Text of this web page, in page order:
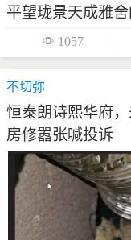
平望珑景天成雅
 1057
不切弥
恒泰朗诗熙华府
房修嚣张喊投诉